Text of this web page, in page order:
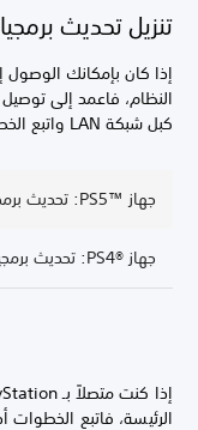
تنزيل تحديث
إذا كان بإمكانك الوصول
كبل شبكة LAN واتبع الخطوات الواردة أدناه:
جهاز PS5™‎: تحديث برمجيات النظام
جهاز PS4®‎: تحديث برمجيات النظام
الرئيسة، فاتبع الخطوات